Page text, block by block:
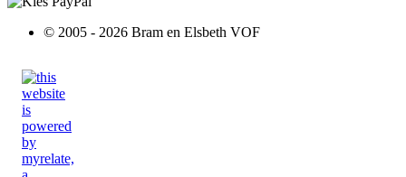
© 2005 - 2026 Bram en Elsbeth VOF